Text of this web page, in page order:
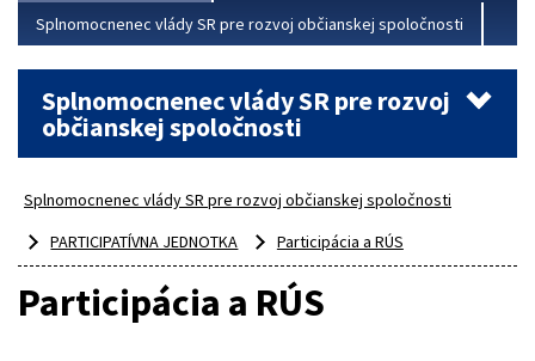
Splnomocnenec vlády SR pre rozvoj občianskej spoločnosti
Splnomocnenec vlády SR pre rozvoj
občianskej spoločnosti
Splnomocnenec vlády SR pre rozvoj občianskej spoločnosti
PARTICIPATÍVNA JEDNOTKA
Participácia a RÚS
Participácia a RÚS